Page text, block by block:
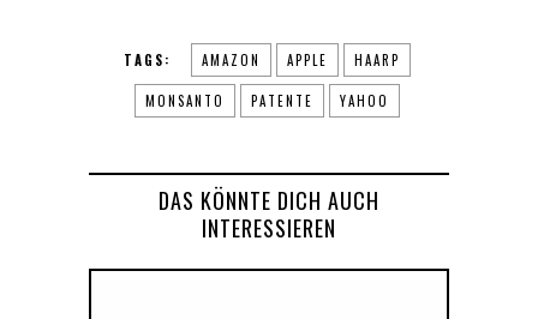
TAGS: AMAZON APPLE HAARP
MONSANTO PATENTE YAHOO
DAS KÖNNTE DICH AUCH
INTERESSIEREN